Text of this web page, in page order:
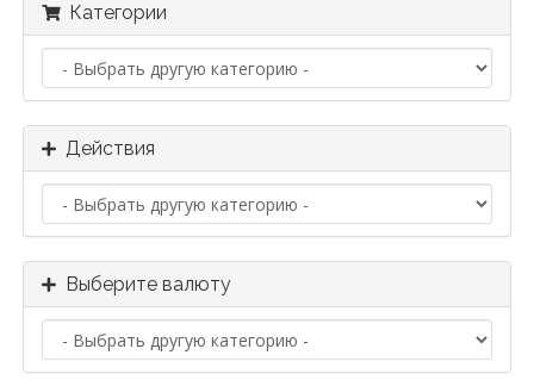
Категории
Действия
Выберите валюту